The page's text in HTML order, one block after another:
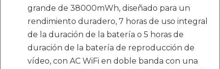
grande de 38000mWh, diseñado para un
rendimiento duradero, 7 horas de uso integral
de la duración de la batería o 5 horas de
duración de la batería de reproducción de
vídeo, con AC WiFi en doble banda con una